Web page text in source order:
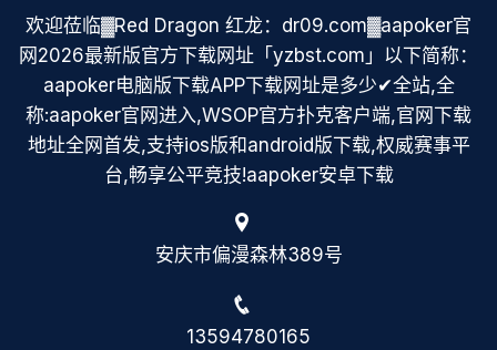
欢迎莅临▓Red Dragon 红龙：dr09.com▓aapoker官
网2026最新版官方下载网址「yzbst.com」以下简称：
aapoker电脑版下载APP下载网址是多少✔全站,全
称:aapoker官网进入,WSOP官方扑克客户端,官网下载
地址全网首发,支持ios版和android版下载,权威赛事平
台,畅享公平竞技!aapoker安卓下载
安庆市偏漫森林389号
13594780165